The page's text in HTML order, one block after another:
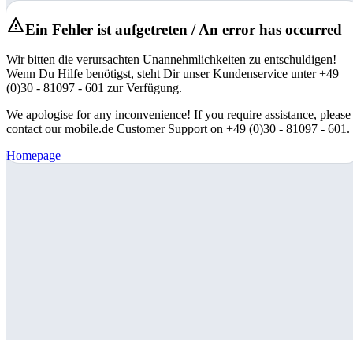
Ein Fehler ist aufgetreten / An error has occurred
Wir bitten die verursachten Unannehmlichkeiten zu entschuldigen!
Wenn Du Hilfe benötigst, steht Dir unser Kundenservice unter +49
(0)30 - 81097 - 601 zur Verfügung.
We apologise for any inconvenience! If you require assistance, please
contact our mobile.de Customer Support on +49 (0)30 - 81097 - 601.
Homepage